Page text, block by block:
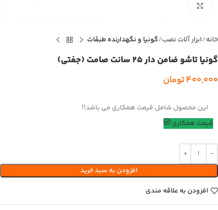
خانه ابزار آلات نصب گونیا و نگهدارنده طبقات
گونیا تاشو ضامن دار 25 سانت صامت (جفتی)
400,000تومان
این محصول شامل قیمت همکاری می باشد!!
قیمت همکاری
افزودن به سبد خرید
افزودن به علاقه مندی